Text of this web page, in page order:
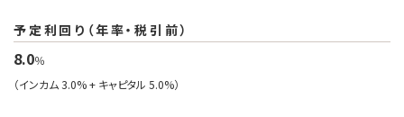
予定利回り（年率・税引前）
8.0％
（インカム 3.0% + キャピタル 5.0%）